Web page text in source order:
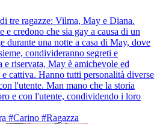
tre ragazze: Vilma, May e Diana.
e credono che sia gay a causa di un
durante una notte a casa di May, dove
condivideranno segreti e
riservata, May è amichevole ed
cattiva. Hanno tutti personalità diverse
l'utente. Man mano che la storia
e con l'utente, condividendo i loro
#Carino #Ragazza